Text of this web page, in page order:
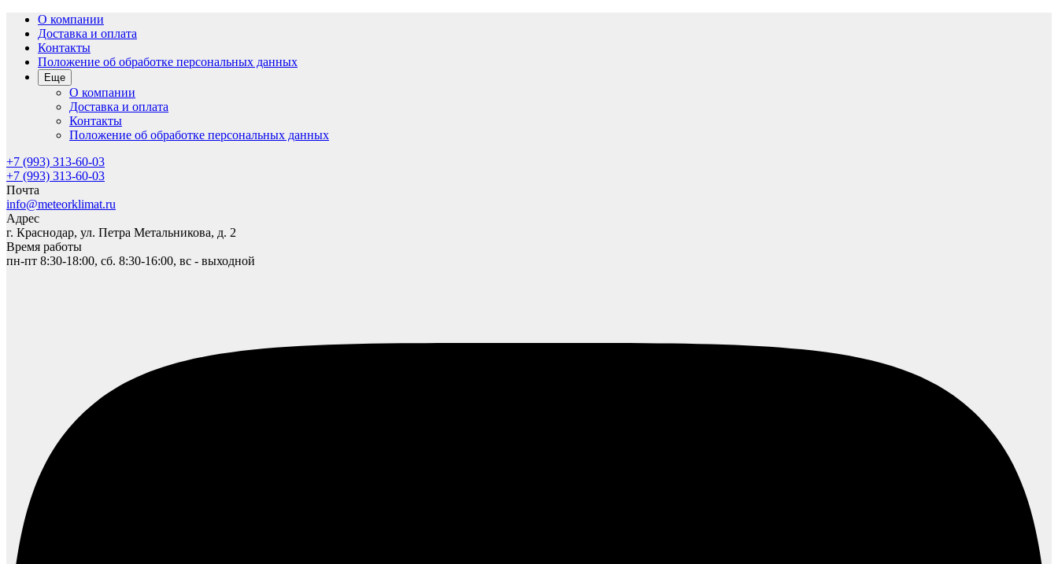
О компании
Доставка и оплата
Контакты
Положение об обработке персональных данных
Еще
О компании
Доставка и оплата
Контакты
Положение об обработке персональных данных
+7 (993) 313-60-03
+7 (993) 313-60-03
Почта
info@meteorklimat.ru
Адрес
г. Краснодар, ул. Петра Метальникова, д. 2
Время работы
пн-пт 8:30-18:00, сб. 8:30-16:00, вс - выходной